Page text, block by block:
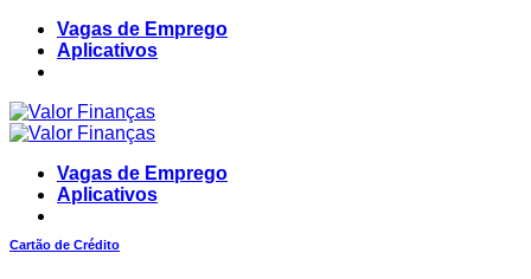
Skip
content
Vagas de Emprego
Aplicativos
Vagas de Emprego
Aplicativos
Cartão de Crédito